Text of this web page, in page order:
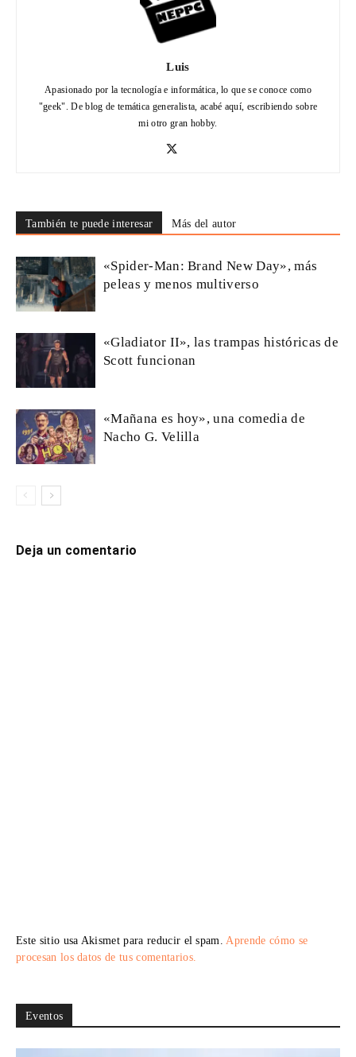
Luis
Apasionado por la tecnología e informática, lo que se conoce como
"geek". De blog de temática generalista, acabé aquí, escribiendo sobre
mi otro gran hobby.
También te puede interesar Más del autor
«Spider-Man: Brand New Day», más
peleas y menos multiverso
«Gladiator II», las trampas históricas de
Scott funcionan
«Mañana es hoy», una comedia de
Nacho G. Velilla
Deja un comentario
Este sitio usa Akismet para reducir el spam.Aprende cómo se
procesan los datos de tus comentarios.
Eventos